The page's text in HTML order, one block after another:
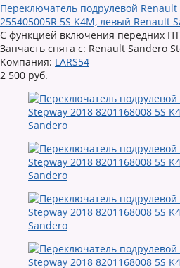
Переключатель подрулевой
255405005R 5S K4M, левый Renault
С функцией включения передних
Запчасть снята с: Renault Sandero
Компания: LARS54
2 500 руб.